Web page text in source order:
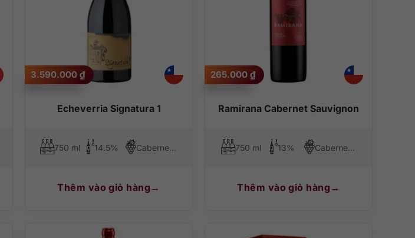
Echeverria Signatura 1
3.590.000 ₫
750 ml 14.5% Cabernet Sauvignon, Syrah (Shiraz)
Thêm vào giỏ hàng
Ramirana Cabernet Sauvignon
265.000 ₫
750 ml 13% Cabernet Sauvignon, Syrah (Shiraz)
Thêm vào giỏ hàng